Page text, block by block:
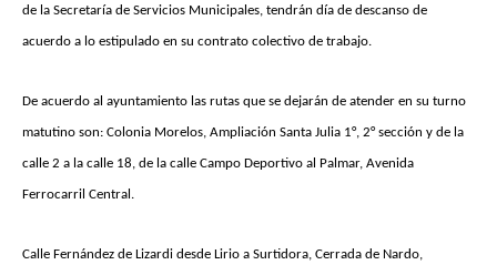
de la Secretaría de Servicios Municipales, tendrán día de descanso de
acuerdo a lo estipulado en su contrato colectivo de trabajo.
De acuerdo al ayuntamiento las rutas que se dejarán de atender en su turno
matutino son: Colonia Morelos, Ampliación Santa Julia 1°, 2° sección y de la
calle 2 a la calle 18, de la calle Campo Deportivo al Palmar, Avenida
Ferrocarril Central.
Calle Fernández de Lizardi desde Lirio a Surtidora, Cerrada de Nardo,